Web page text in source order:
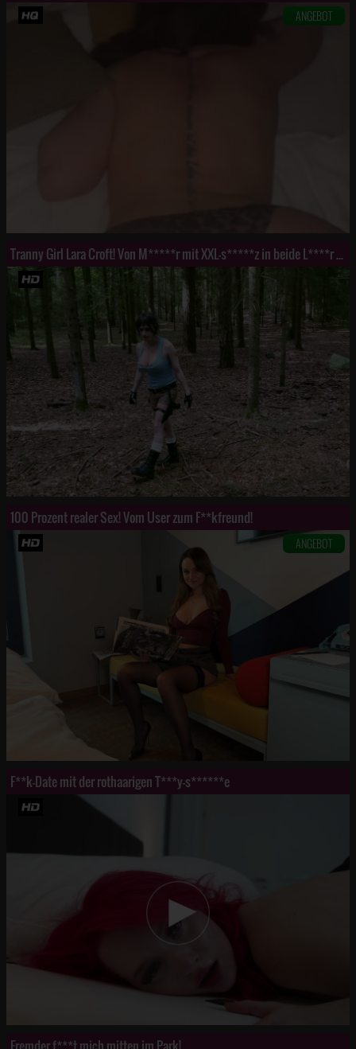
ANGEBOT
Tranny Girl Lara Croft! Von M*****r mit XXL-s*****z in beide L****r d**********t!
100 Prozent realer Sex! Vom User zum F**kfreund!
ANGEBOT
F**k-Date mit der rothaarigen T***y-s******e